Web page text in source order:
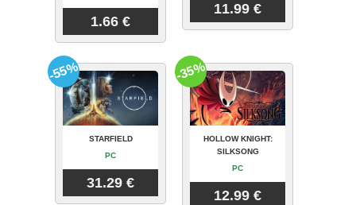
1.66 €
11.99 €
STARFIELD
PC
31.29 €
-55%
HOLLOW KNIGHT:
SILKSONG
PC
12.99 €
-35%